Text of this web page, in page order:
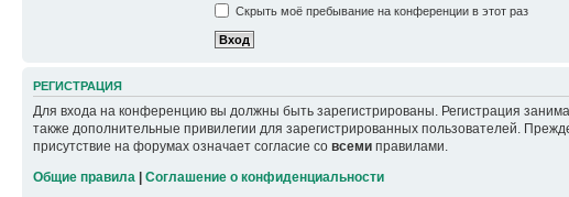
Скрыть моё пребывание на конференции в этот раз
РЕГИСТРАЦИЯ
Для входа на конференцию вы должны быть зарегистрированы. Регистрация
также дополнительные привилегии для зарегистрированных пользователей.
присутствие на форумах означает согласие со всеми правилами.
Общие правила
Соглашение о конфиденциальности